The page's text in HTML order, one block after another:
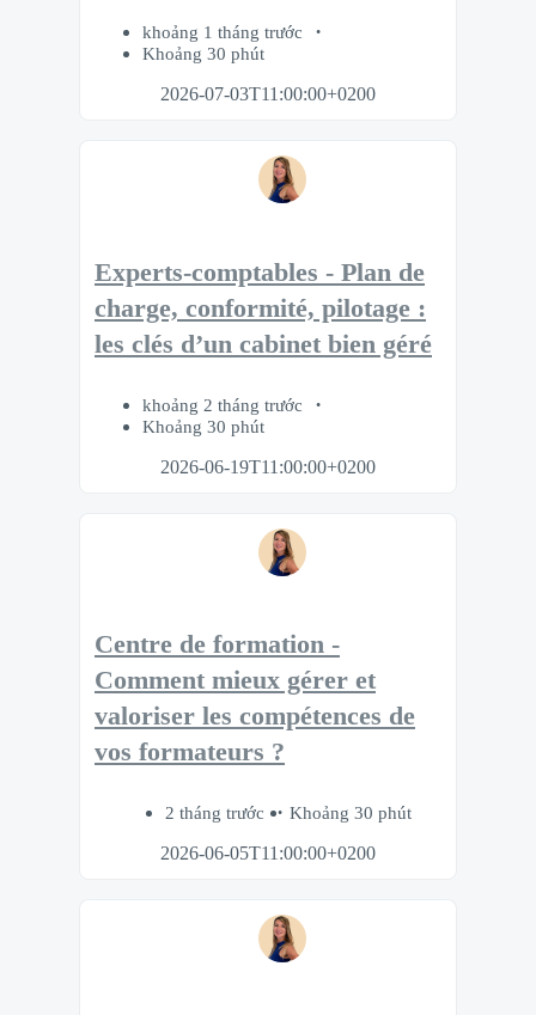
khoảng 1 tháng trước
Khoảng 30 phút
2026-07-03T11:00:00+0200
Experts-comptables - Plan de
charge, conformité, pilotage :
les clés d’un cabinet bien géré
khoảng 2 tháng trước
Khoảng 30 phút
2026-06-19T11:00:00+0200
Centre de formation -
Comment mieux gérer et
valoriser les compétences de
vos formateurs ?
2 tháng trước
Khoảng 30 phút
2026-06-05T11:00:00+0200